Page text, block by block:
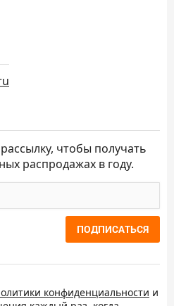
чтобы получать
распродажах в году.
ПОДПИСАТЬСЯ
конфиденциальности и